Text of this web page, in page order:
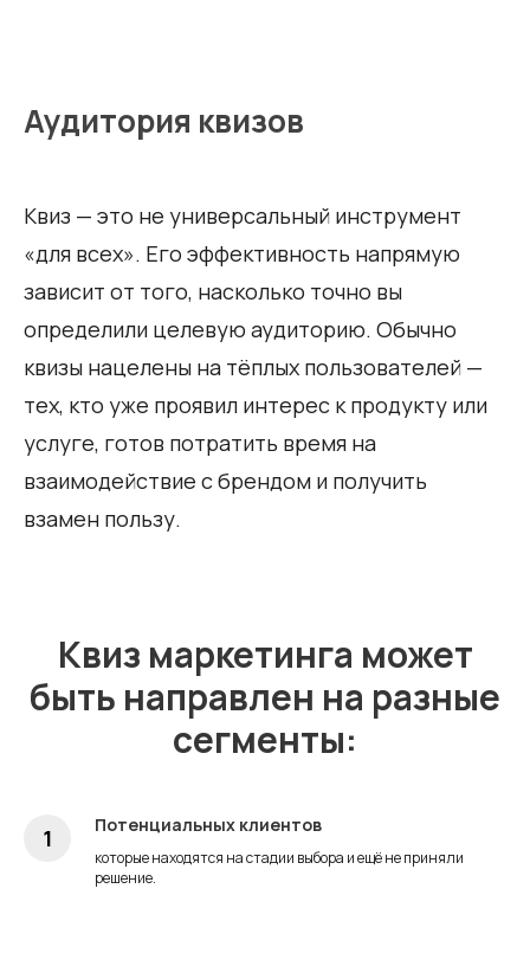
Аудитория квизов
Квиз — это не универсальный инструмент
«для всех». Его эффективность напрямую
зависит от того, насколько точно вы
определили целевую аудиторию. Обычно
квизы нацелены на тёплых пользователей —
тех, кто уже проявил интерес к продукту или
услуге, готов потратить время на
взаимодействие с брендом и получить
взамен пользу.
Квиз маркетинга может
быть направлен на разные
сегменты:
Потенциальных клиентов
которые находятся на стадии выбора и ещё не приняли
решение.